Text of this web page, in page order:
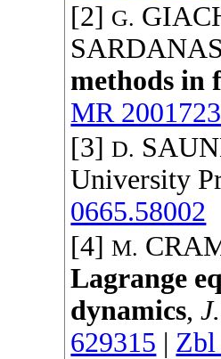
[2] G.
methods in
MR 2001723
[3]D.
University
0665.58002
[4]M.
Lagrange
dynamics,
629315 | Zbl